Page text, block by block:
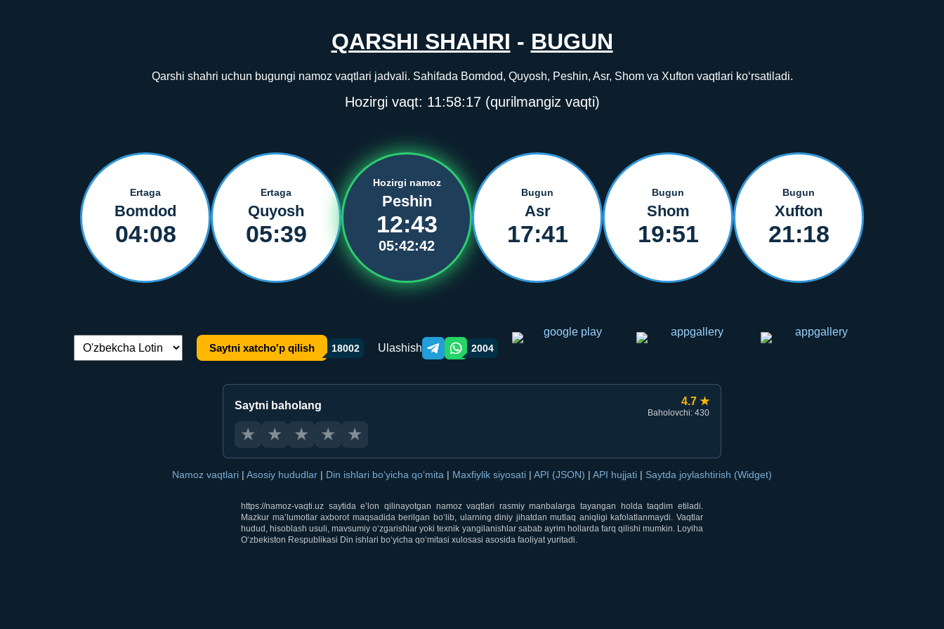
QARSHI SHAHRI - BUGUN
Qarshi shahri uchun bugungi namoz vaqtlari jadvali. Sahifada Bomdod, Quyosh, Peshin, Asr, Shom va Xufton vaqtlari ko‘rsatiladi.
Hozirgi vaqt: 11:58:17(qurilmangiz vaqti)
Ertaga
Bomdod
04:08
Ertaga
Quyosh
05:39
Hozirgi namoz
Peshin
12:43
05:42:42
Bugun
Asr
17:41
Bugun
Shom
19:51
Bugun
Xufton
21:18
Tilni almashtirish: Saytni xatcho'p qilish 18002 Ulashish Telegram orqali ulashish
WhatsApp orqali ulashish
2004
Saytni baholang 4.7 ★
Baholovchi: 430
★ ★ ★ ★ ★
Namoz vaqtlari | Asosiy hududlar | Din ishlari bo‘yicha qo‘mita | Maxfiylik siyosati | API (JSON) | API hujjati | Saytda joylashtirish (Widget)
https://namoz-vaqti.uz saytida e’lon qilinayotgan namoz vaqtlari rasmiy manbalarga tayangan holda taqdim etiladi.
Mazkur ma’lumotlar axborot maqsadida berilgan bo‘lib, ularning diniy jihatdan mutlaq aniqligi kafolatlanmaydi. Vaqtlar
hudud, hisoblash usuli, mavsumiy o‘zgarishlar yoki texnik yangilanishlar sabab ayrim hollarda farq qilishi mumkin. Loyiha
O‘zbekiston Respublikasi Din ishlari bo‘yicha qo‘mitasi xulosasi asosida faoliyat yuritadi.